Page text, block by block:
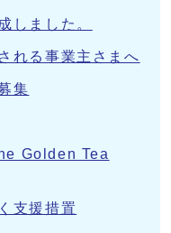
しました。
れる事業主さまへ
集
Golden Tea
支援措置